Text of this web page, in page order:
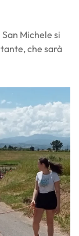
Michele si
che sarà